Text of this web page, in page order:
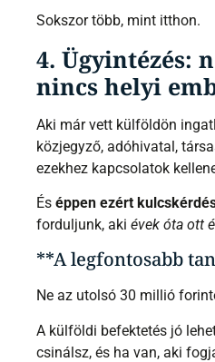
Sokszor több, mint itthon.
4. Ügyintézés:
nincs helyi
Aki már vett külföldön
közjegyző, adóhivatal,
ezekhez kapcsolatok
És éppen ezért
forduljunk, aki évek óta ott
**A legfontosabb
Ne az utolsó 30 millió
A külföldi befektetés jó
csinálsz, és ha van, aki